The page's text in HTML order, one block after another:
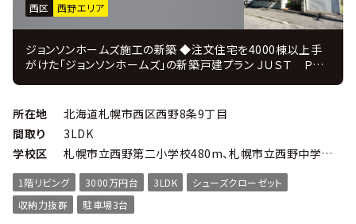
西区 西野エリア
ジョンソンホームズ施工の新築 ◆注文住宅を4000棟以上手
がけた「ジョンソンホームズ」の新築戸建プラン ＪＵＳＴ ＰＲ
んでからのアフターフォローも充実！ ■売主様のご負担によ
り、建物解体のうえでお引渡し致します。 ■建築条件はありま
せんので、お好きな建築会社で建築が可能です。 ■間口約１
２．７ｍ。建物のプランを立てやすい整形地です。 ■前面道路
は１１．００ｍの幅がありますので、札幌市の除雪が入ります。
■徒歩圏内に小中学校・スーパー・コンビニが揃い、生活利便
性良好です。 ■南東側隣地の方が敷地が低く、眺望・日当たり
が良好です。 ■物件概要 ・ 3ＬＤＫ 延べ床面積103.25㎡
所在地
北海道札幌市西区西野8条9丁目
間取り
3LDK
学校区
札幌市立西野第二小学校480m、札幌市立西野中学校560m
1階リビング 3000万円台 3LDK
シューズクローゼット
収納力抜群
駐車場3台